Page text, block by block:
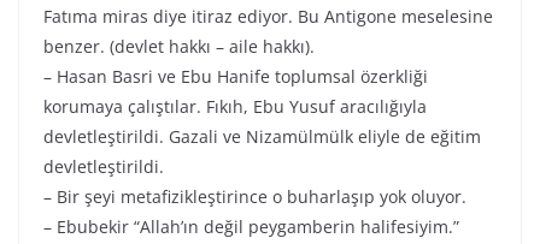
Fatıma miras diye itiraz ediyor. Bu Antigone meselesine
benzer. (devlet hakkı – aile hakkı).
– Hasan Basri ve Ebu Hanife toplumsal özerkliği
korumaya çalıştılar. Fıkıh, Ebu Yusuf aracılığıyla
devletleştirildi. Gazali ve Nizamülmülk eliyle de eğitim
devletleştirildi.
– Bir şeyi metafizikleştirince o buharlaşıp yok oluyor.
– Ebubekir “Allah’ın değil peygamberin halifesiyim.”